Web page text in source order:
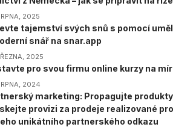
2025
tajemství svých snů s pomocí
snář na snar.app
2025
pro svou firmu online kurzy na
2024
marketing: Propagujte
provizi za prodeje realizované
unikátního partnerského odkazu